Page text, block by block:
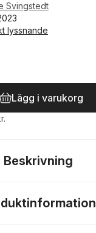
Svingstedt
lyssnande
antal röster:
Lägg i varukorg
Beskrivning